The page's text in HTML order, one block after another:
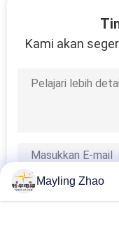
Kami akan
Mayling Zhao